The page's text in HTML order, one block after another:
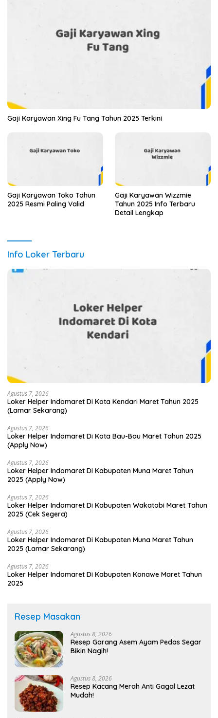
Gaji Karyawan Xing Fu Tang Tahun 2025 Terkini
Gaji Karyawan Toko Tahun
2025 Resmi Paling Valid
Gaji Karyawan Wizzmie
Tahun 2025 Info Terbaru
Detail Lengkap
Info Loker Terbaru
Agustus 7, 2026
Loker Helper Indomaret Di Kota Kendari Maret Tahun 2025
(Lamar Sekarang)
Agustus 7, 2026
Loker Helper Indomaret Di Kota Bau-Bau Maret Tahun 2025
(Apply Now)
Agustus 7, 2026
Loker Helper Indomaret Di Kabupaten Muna Maret Tahun
2025 (Apply Now)
Agustus 7, 2026
Loker Helper Indomaret Di Kabupaten Wakatobi Maret Tahun
2025 (Cek Segera)
Agustus 7, 2026
Loker Helper Indomaret Di Kabupaten Muna Maret Tahun
2025 (Lamar Sekarang)
Agustus 7, 2026
Loker Helper Indomaret Di Kabupaten Konawe Maret Tahun
2025
Resep Masakan
Agustus 8, 2026
Resep Garang Asem Ayam Pedas Segar
Bikin Nagih!
Agustus 8, 2026
Resep Kacang Merah Anti Gagal Lezat
Mudah!